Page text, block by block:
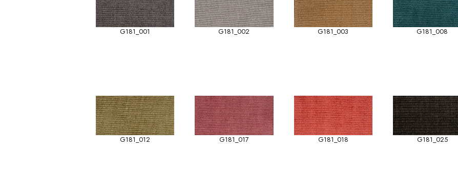
G181_001 G181_002 G181_003 G181_008
G181_012 G181_017 G181_018 G181_025